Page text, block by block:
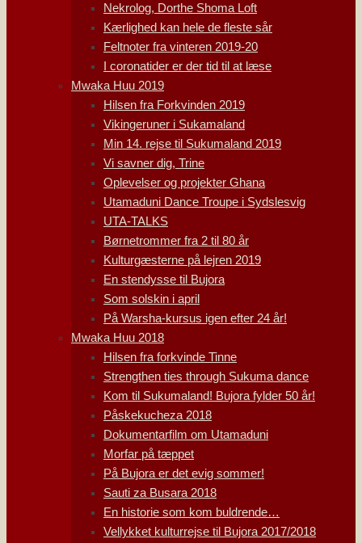
Nekrolog, Dorthe Shoma Loft
Kærlighed kan hele de fleste sår
Feltnoter fra vinteren 2019-20
I coronatider er der tid til at læse
Mwaka Huu 2019
Hilsen fra Forkvinden 2019
Vikingeruner i Sukamaland
Min 14. rejse til Sukumaland 2019
Vi savner dig, Trine
Oplevelser og projekter Ghana
Utamaduni Dance Troupe i Sydslesvig
UTA-TALKS
Børnetrommer fra 2 til 80 år
Kulturgæsterne på lejren 2019
En stendysse til Bujora
Som solskin i april
På Warsha-kursus igen efter 24 år!
Mwaka Huu 2018
Hilsen fra forkvinde Tinne
Strengthen ties through Sukuma dance
Kom til Sukumaland! Bujora fylder 50 år!
Påskekucheza 2018
Dokumentarfilm om Utamaduni
Morfar på tæppet
På Bujora er det evig sommer!
Sauti za Busara 2018
En historie som kom buldrende…
Vellykket kulturrejse til Bujora 2017/2018